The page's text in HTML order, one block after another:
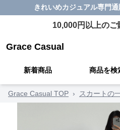
きれいめカジュアル専門通
10,000円以上のご
Grace Casual
新着商品 商品を検
Grace Casual TOP › スカートの